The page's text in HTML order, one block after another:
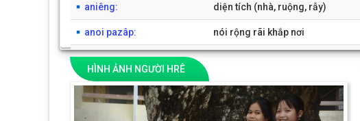
aniêng: diện tích (nhà, ruộng, rẫy)
anoi pazâp: nói rộng rãi khắp nơi
anoi toq: chỉ nói, nói riêng
ao:
khúc, đoạn: từng mắt (từng mắt
HÌNH ẢNH NGƯỜI HRÊ
Previous Next